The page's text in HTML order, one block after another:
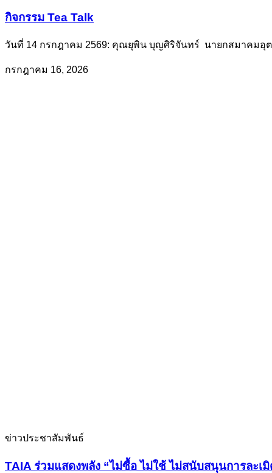
กิจกรรม Tea Talk
วันที่ 14 กรกฎาคม 2569: คุณยุพิน บุญศิริจันทร์ นายกสมาคม
กรกฎาคม 16, 2026
ข่าวประชาสัมพันธ์
TAIA ร่วมแสดงพลัง “ไม่ซื้อ ไม่ใช้ ไม่สนับสนุนการละ